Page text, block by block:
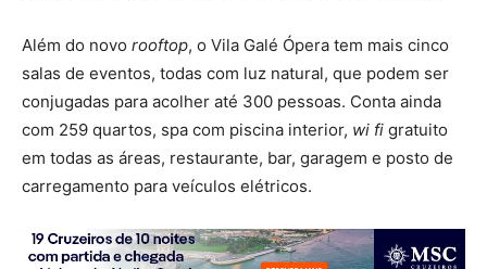
Além do novo rooftop, o Vila Galé Ópera tem mais cinco
salas de eventos, todas com luz natural, que podem ser
conjugadas para acolher até 300 pessoas. Conta ainda
com 259 quartos, spa com piscina interior, wi fi gratuito
em todas as áreas, restaurante, bar, garagem e posto de
carregamento para veículos elétricos.